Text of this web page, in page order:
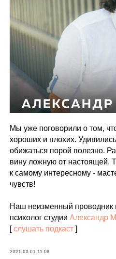
Мы уже поговорили о том,
хороших и плохих.
обижаться порой полезно.
вину ложную от настоящей.
к самому интересному -
чувств!
Наш неизменный проводник
психолог студии Александр
[слушать подкаст ]
2021-03-01 11:06